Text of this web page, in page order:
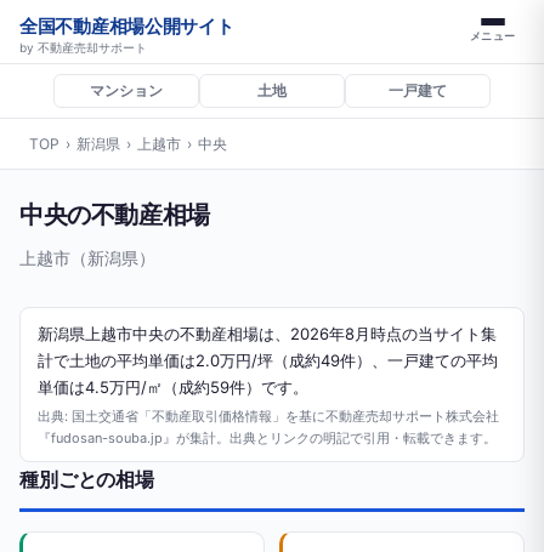
全国不動産相場公開サイト
by 不動産売却サポート
メニュー
マンション 土地 一戸建て
TOP › 新潟県 › 上越市 › 中央
中央の不動産相場
上越市（新潟県）
新潟県上越市中央の不動産相場は、2026年8月時点の当サイト集
計で土地の平均単価は2.0万円/坪（成約49件）、一戸建ての平均
単価は4.5万円/㎡（成約59件）です。
出典: 国土交通省「不動産取引価格情報」を基に不動産売却サポート株式会社
『fudosan-souba.jp』が集計。出典とリンクの明記で引用・転載できます。
種別ごとの相場